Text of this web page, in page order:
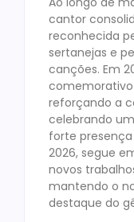
cantor
reconhecida
sertanejas e
canções. Em
comemorativo
reforçando a
celebrando
forte presença
2026, segue
novos
mantendo o
destaque do